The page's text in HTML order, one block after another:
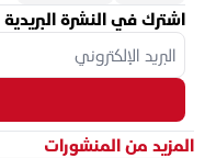
اشترك في النشرة البريدية
المزيد من المنشورات